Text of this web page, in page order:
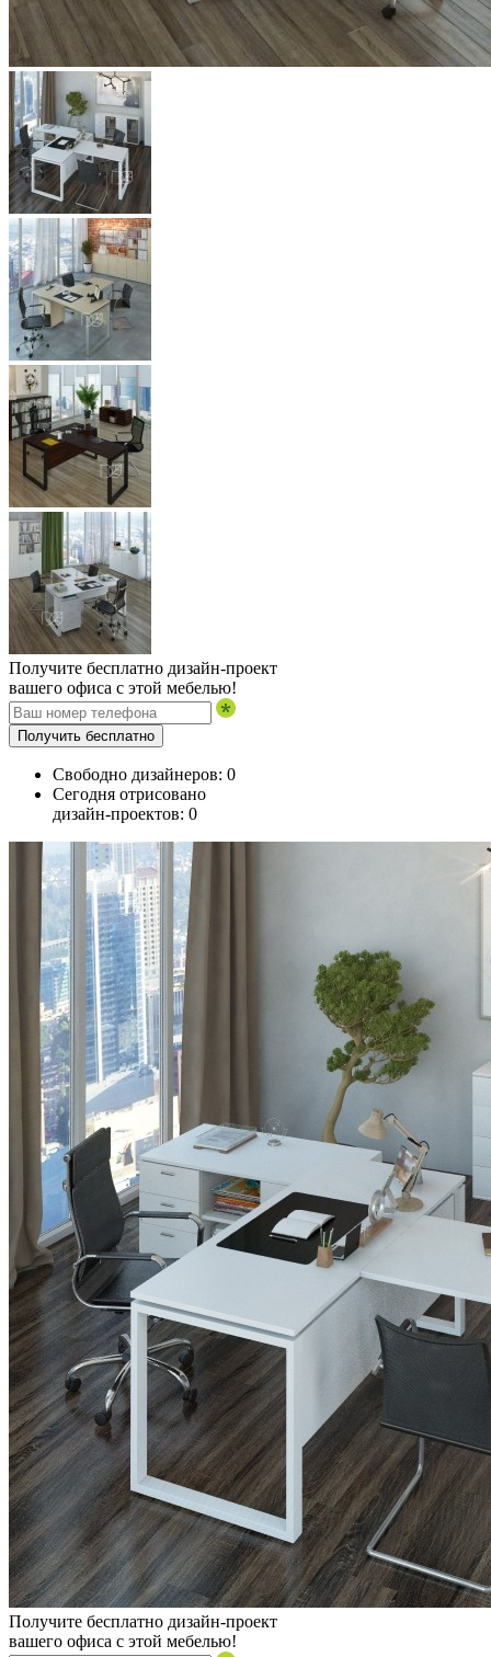
Получите бесплатно дизайн-проект
вашего офиса с этой мебелью!
Получить бесплатно
Свободно дизайнеров: 0
Сегодня отрисовано
дизайн-проектов: 0
Получите бесплатно дизайн-проект
вашего офиса с этой мебелью!